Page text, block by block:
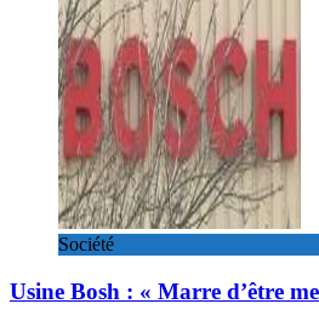
Société
Usine Bosh : « Marre d’être